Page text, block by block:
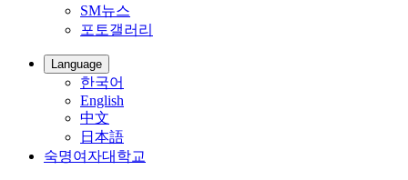
SM뉴스
포토갤러리
Language
한국어
English
中文
日本語
숙명여자대학교